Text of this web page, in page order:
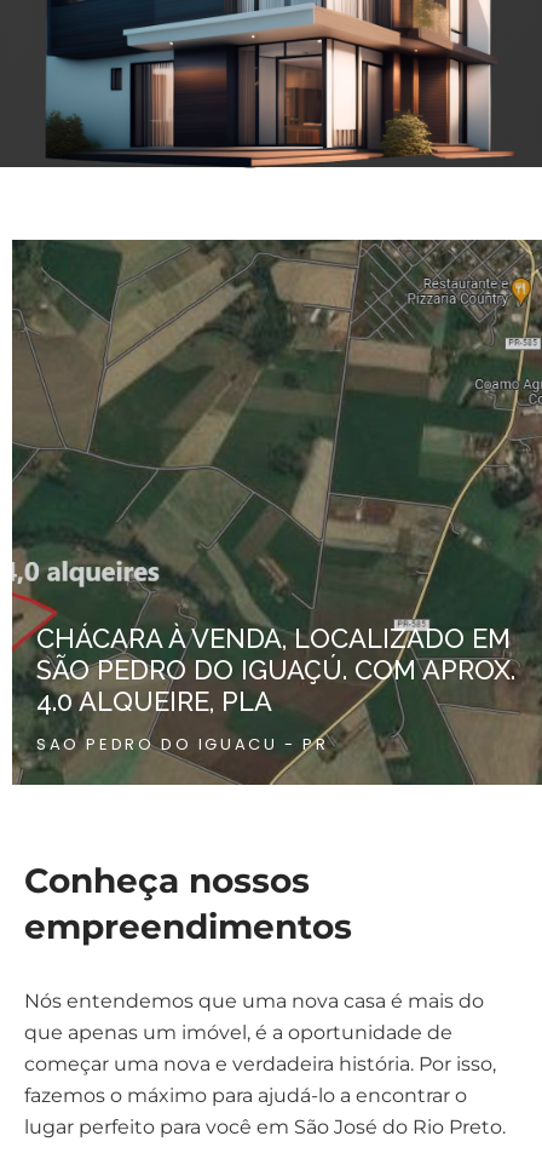
CHÁCARA À VENDA, LOCALIZADO EM
SÃO PEDRO DO IGUAÇÚ. COM APROX.
4.0 ALQUEIRE, PLA
SAO PEDRO DO IGUACU - PR
Conheça nossos
empreendimentos
Nós entendemos que uma nova casa é mais do
que apenas um imóvel, é a oportunidade de
começar uma nova e verdadeira história. Por isso,
fazemos o máximo para ajudá-lo a encontrar o
lugar perfeito para você em São José do Rio Preto.